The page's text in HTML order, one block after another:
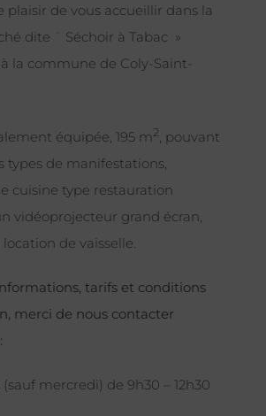
plaisir de vous accueillir dans la
dite ¨ Séchoir à Tabac »
la commune de Coly-Saint-
équipée, 195 m2, pouvant
types de manifestations,
cuisine type restauration
vidéoprojecteur grand écran,
de vaisselle.
tarifs et conditions
merci de nous contacter
(sauf mercredi) de 9h30 – 12h30